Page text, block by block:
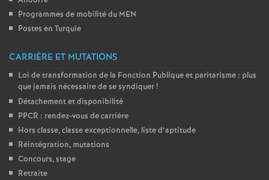
Programmes de mobilité du MEN
Postes en Turquie
CARRIÈRE ET MUTATIONS
Loi de transformation de la Fonction Publique et paritarisme : plus
que jamais nécessaire de se syndiquer!
Détachement et disponibilité
PPCR : rendez-vous de carrière
Hors classe, classe exceptionnelle, liste d’aptitude
Réintégration, mutations
Concours, stage
Retraite